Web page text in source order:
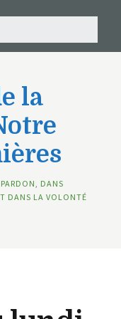
la
DANS
DANS LA VOLONTÉ